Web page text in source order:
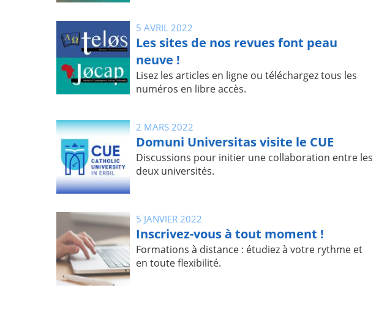
5 AVRIL 2022
Les sites de nos revues font peau
neuve !
Lisez les articles en ligne ou téléchargez tous les
numéros en libre accès.
2 MARS 2022
Domuni Universitas visite le CUE
Discussions pour initier une collaboration entre les
deux universités.
5 JANVIER 2022
Inscrivez-vous à tout moment !
Formations à distance : étudiez à votre rythme et
en toute flexibilité.